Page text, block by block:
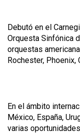
Debutó en el
Orquesta Sinfónica
orquestas
Rochester, Phoenix,
En el ámbito
México, España,
varias